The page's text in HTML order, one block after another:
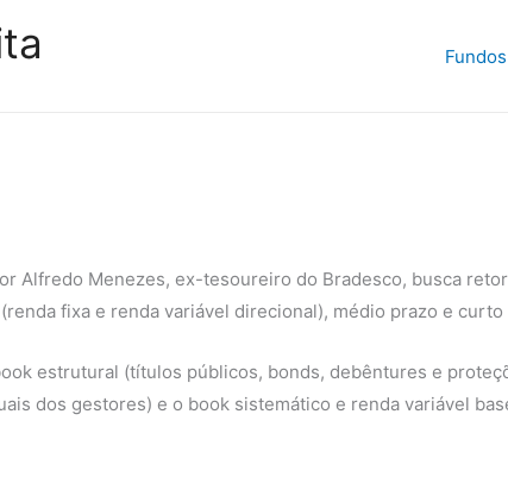
Alfredo Menezes, ex-tesoureiro do Bradesco, busca
fixa e renda variável direcional), médio prazo e
estrutural (títulos públicos, bonds, debêntures e
dos gestores) e o book sistemático e renda variável